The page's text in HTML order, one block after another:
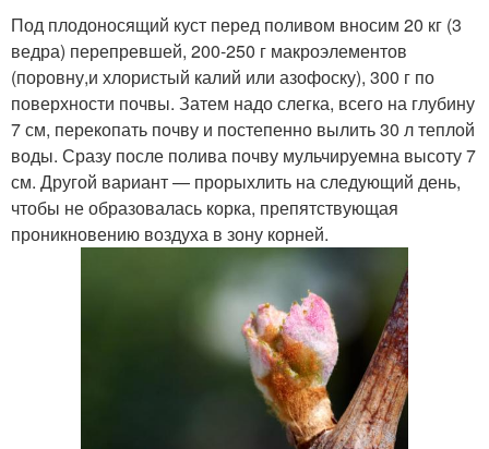
Под плодоносящий куст перед поливом вносим 20 кг (3
ведра) перепревшей, 200-250 г макроэлементов
(поровну,и хлористый калий или азофоску), 300 г по
поверхности почвы. Затем надо слегка, всего на глубину
7 см, перекопать почву и постепенно вылить 30 л теплой
воды. Сразу после полива почву мульчируемна высоту 7
см. Другой вариант — прорыхлить на следующий день,
чтобы не образовалась корка, препятствующая
проникновению воздуха в зону корней.